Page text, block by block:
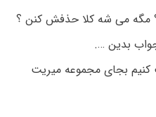
می شه کلا حذفش کنن ؟
کنیم بجای مجموعه میریت